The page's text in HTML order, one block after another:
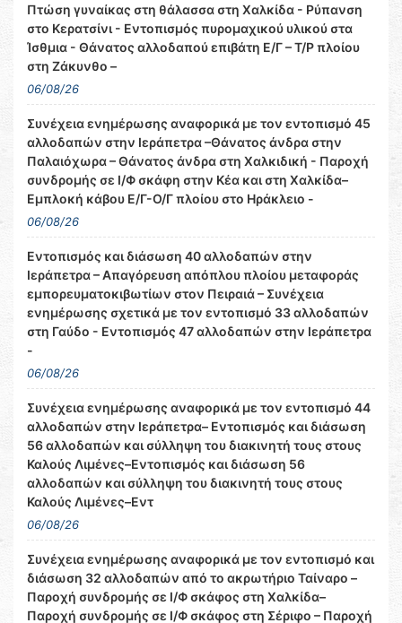
Πτώση γυναίκας στη θάλασσα στη Χαλκίδα - Ρύπανση
στο Κερατσίνι - Εντοπισμός πυρομαχικού υλικού στα
Ίσθμια - Θάνατος αλλοδαπού επιβάτη Ε/Γ – Τ/Ρ πλοίου
στη Ζάκυνθο –
06/08/26
Συνέχεια ενημέρωσης αναφορικά με τον εντοπισμό 45
αλλοδαπών στην Ιεράπετρα –Θάνατος άνδρα στην
Παλαιόχωρα – Θάνατος άνδρα στη Χαλκιδική - Παροχή
συνδρομής σε Ι/Φ σκάφη στην Κέα και στη Χαλκίδα–
Εμπλοκή κάβου Ε/Γ-Ο/Γ πλοίου στο Ηράκλειο -
06/08/26
Εντοπισμός και διάσωση 40 αλλοδαπών στην
Ιεράπετρα – Απαγόρευση απόπλου πλοίου μεταφοράς
εμπορευματοκιβωτίων στον Πειραιά – Συνέχεια
ενημέρωσης σχετικά με τον εντοπισμό 33 αλλοδαπών
στη Γαύδο - Εντοπισμός 47 αλλοδαπών στην Ιεράπετρα
-
06/08/26
Συνέχεια ενημέρωσης αναφορικά με τον εντοπισμό 44
αλλοδαπών στην Ιεράπετρα– Εντοπισμός και διάσωση
56 αλλοδαπών και σύλληψη του διακινητή τους στους
Καλούς Λιμένες–Εντοπισμός και διάσωση 56
αλλοδαπών και σύλληψη του διακινητή τους στους
Καλούς Λιμένες–Εντ
06/08/26
Συνέχεια ενημέρωσης αναφορικά με τον εντοπισμό και
διάσωση 32 αλλοδαπών από το ακρωτήριο Ταίναρο –
Παροχή συνδρομής σε Ι/Φ σκάφος στη Χαλκίδα–
Παροχή συνδρομής σε Ι/Φ σκάφος στη Σέριφο – Παροχή